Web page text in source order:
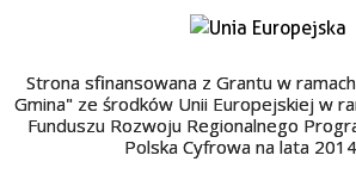
Strona sfinansowana z Grantu w
Gmina" ze środków Unii Europejskiej w
Funduszu Rozwoju Regionalnego
Polska Cyfrowa na lata